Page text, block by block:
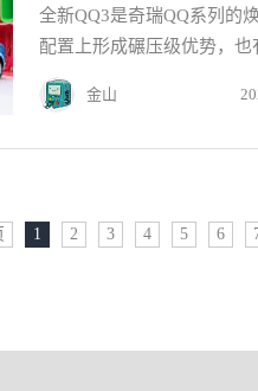
全新QQ3是奇瑞QQ系列的
配置上形成碾压级优势，
金山
1 2 3 4 5 6